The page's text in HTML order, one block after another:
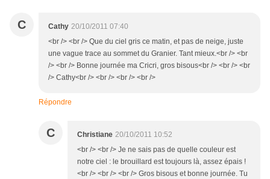
C Cathy 20/10/2011 07:40
<br /> <br /> Que du ciel gris ce matin, et pas de neige, juste
une vague trace au sommet du Granier. Tant mieux.<br /> <br
/> <br /> Bonne journée ma Cricri, gros bisous<br /> <br /> <br
/> Cathy<br /> <br /> <br /> <br />
Répondre
C Christiane 20/10/2011 10:52
<br /> <br /> Je ne sais pas de quelle couleur est
notre ciel : le brouillard est toujours là, assez épais !
<br /> <br /> <br /> Gros bisous et bonne journée. Tu